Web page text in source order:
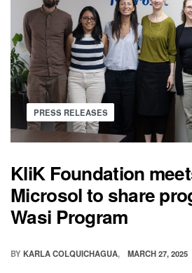
PRESS RELEASES
KliK Foundation
Microsol to share
Wasi Program
BY KARLA COLQUICHAGUA MARCH 27, 2025